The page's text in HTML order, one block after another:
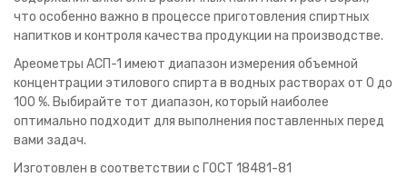
что особенно важно в процессе приготовления спиртных
напитков и контроля качества продукции на производстве.
Ареометры АСП-1 имеют диапазон измерения объемной
концентрации этилового спирта в водных растворах от 0 до
100 %. Выбирайте тот диапазон, который наиболее
оптимально подходит для выполнения поставленных перед
вами задач.
Изготовлен в соответствии с ГОСТ 18481-81